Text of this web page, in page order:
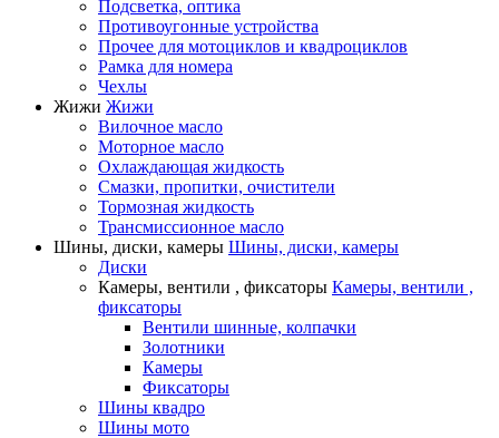
Подсветка, оптика
Противоугонные устройства
Прочее для мотоциклов и квадроциклов
Рамка для номера
Чехлы
Жижи Жижи
Вилочное масло
Моторное масло
Охлаждающая жидкость
Смазки, пропитки, очистители
Тормозная жидкость
Трансмиссионное масло
Шины, диски, камеры Шины, диски, камеры
Диски
Камеры, вентили , фиксаторы Камеры, вентили ,
фиксаторы
Вентили шинные, колпачки
Золотники
Камеры
Фиксаторы
Шины квадро
Шины мото